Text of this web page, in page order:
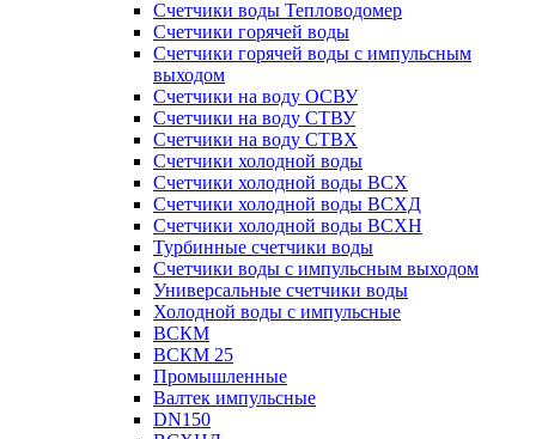
Счетчики воды Тепловодомер
Счетчики горячей воды
Счетчики горячей воды с импульсным
выходом
Счетчики на воду ОСВУ
Счетчики на воду СТВУ
Счетчики на воду СТВХ
Счетчики холодной воды
Счетчики холодной воды ВСХ
Счетчики холодной воды ВСХД
Счетчики холодной воды ВСХН
Турбинные счетчики воды
Счетчики воды с импульсным выходом
Универсальные счетчики воды
Холодной воды с импульсные
ВСКМ
ВСКМ 25
Промышленные
Валтек импульсные
DN150